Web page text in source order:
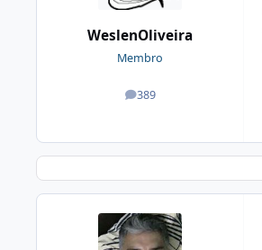
WeslenOliveira
Membro
389
posts